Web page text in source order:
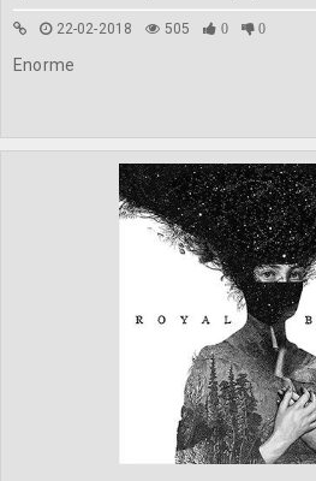
22-02-2018 505 0 0
Enorme